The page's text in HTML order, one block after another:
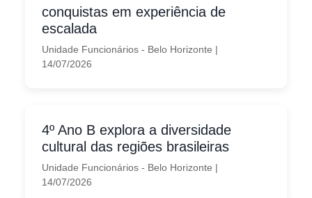
conquistas em experiência de
escalada
Unidade Funcionários - Belo Horizonte |
14/07/2026
4º Ano B explora a diversidade
cultural das regiões brasileiras
Unidade Funcionários - Belo Horizonte |
14/07/2026